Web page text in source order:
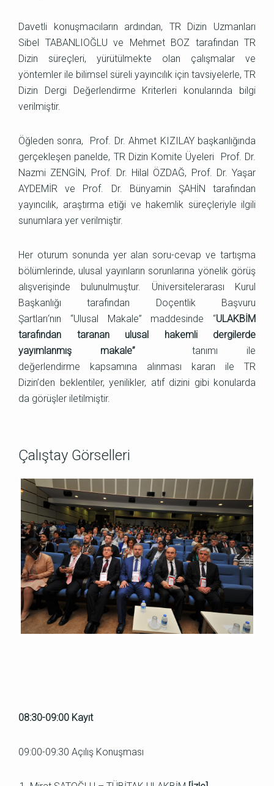
Davetli konuşmacıların ardından, TR Dizin Uzmanları
Sibel TABANLIOĞLU ve Mehmet BOZ tarafından TR
Dizin süreçleri, yürütülmekte olan çalışmalar ve
yöntemler ile bilimsel süreli yayıncılık için tavsiyelerle, TR
Dizin Dergi Değerlendirme Kriterleri konularında bilgi
verilmiştir.
Öğleden sonra, Prof. Dr. Ahmet KIZILAY başkanlığında
gerçekleşen panelde, TR Dizin Komite Üyeleri Prof. Dr.
Nazmi ZENGİN, Prof. Dr. Hilal ÖZDAĞ, Prof. Dr. Yaşar
AYDEMİR ve Prof. Dr. Bünyamin ŞAHİN tarafından
yayıncılık, araştırma etiği ve hakemlik süreçleriyle ilgili
sunumlara yer verilmiştir.
Her oturum sonunda yer alan soru-cevap ve tartışma
bölümlerinde, ulusal yayınların sorunlarına yönelik görüş
alışverişinde bulunulmuştur. Üniversitelerarası Kurul
Başkanlığı tarafından Doçentlik Başvuru
Şartları‘nın “Ulusal Makale” maddesinde “ULAKBİM
tarafından taranan ulusal hakemli dergilerde
yayımlanmış makale”tanımı ile
değerlendirme kapsamına alınması kararı ile TR
Dizin’den beklentiler, yenilikler, atıf dizini gibi konularda
da görüşler iletilmiştir.
Çalıştay Görselleri
Previous Next
08:30-09:00 Kayıt
09:00-09:30 Açılış Konuşması